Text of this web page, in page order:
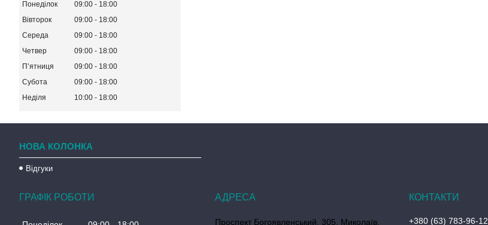
Понеділок 09:00
18:00
Вівторок
09:00
18:00
Середа
09:00
18:00
Четвер
09:00
18:00
Пʼятниця
09:00
18:00
Субота
09:00
18:00
Неділя
10:00 18:00
НОВА КОЛОНКА
Відгуки
ГРАФІК РОБОТИ
Проспект Богоявленський, 305, Миколаїв, +380 (63) 783-96-12